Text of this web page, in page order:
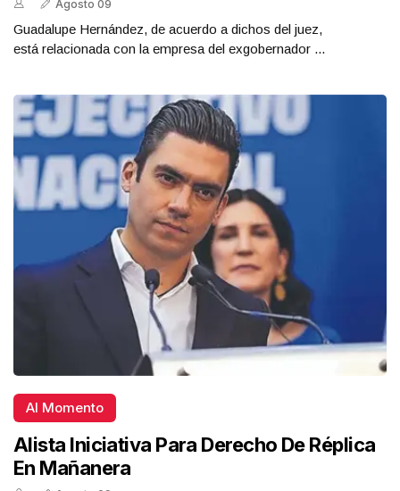
Agosto 09
Guadalupe Hernández, de acuerdo a dichos del juez,
está relacionada con la empresa del exgobernador ...
Al Momento
Alista Iniciativa Para Derecho De Réplica
En Mañanera